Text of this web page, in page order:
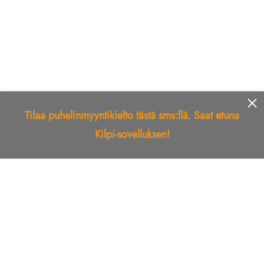
Tilaa puhelinmyyntikielto tästä sms:llä. Saat etuna
Kilpi-sovelluksen!